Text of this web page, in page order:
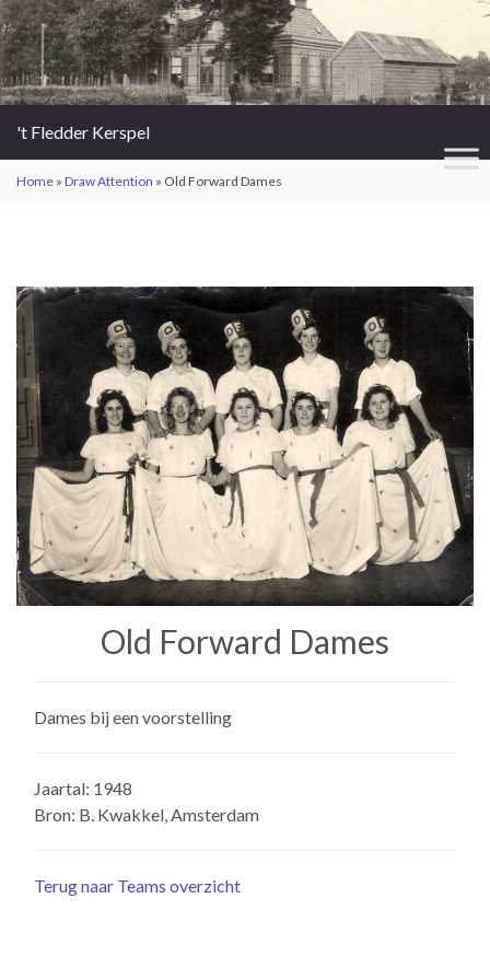
't Fledder Kerspel
Home » Draw Attention » Old Forward Dames
Old Forward Dames
Dames bij een voorstelling
Jaartal: 1948
Bron: B. Kwakkel, Amsterdam
Terug naar Teams overzicht